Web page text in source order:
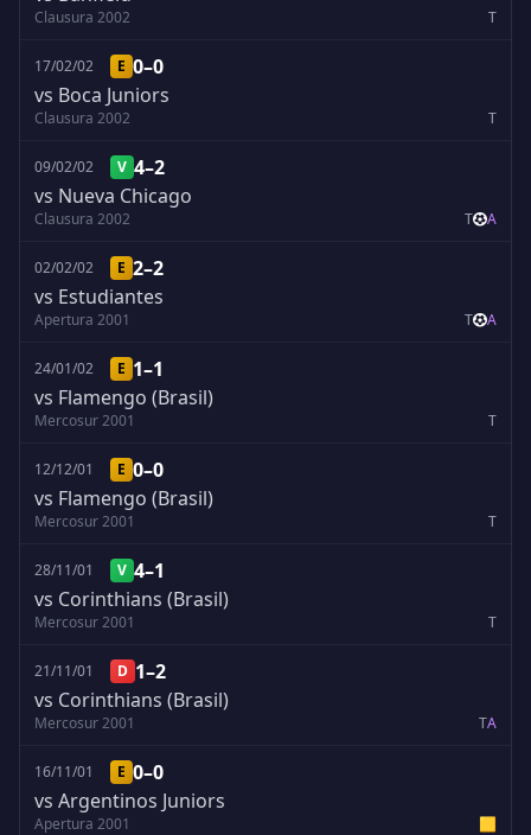
Clausura 2002 T
17/02/02 E 0–0
vs Boca Juniors
Clausura 2002 T
09/02/02 V 4–2
vs Nueva Chicago
Clausura 2002 T A
02/02/02 E 2–2
vs Estudiantes
Apertura 2001 T A
24/01/02 E 1–1
vs Flamengo (Brasil)
Mercosur 2001 T
12/12/01 E 0–0
vs Flamengo (Brasil)
Mercosur 2001 T
28/11/01 V 4–1
vs Corinthians (Brasil)
Mercosur 2001 T
21/11/01 D 1–2
vs Corinthians (Brasil)
Mercosur 2001 TA
16/11/01 E 0–0
vs Argentinos Juniors
Apertura 2001 🟨